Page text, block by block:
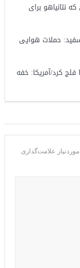
نتانیاهو برای
سفید: حملات هوایی
فلج کرد/آمریکا: خفه
علامت‌گذاری